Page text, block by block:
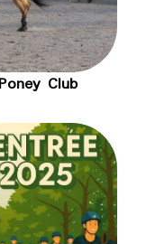
Club